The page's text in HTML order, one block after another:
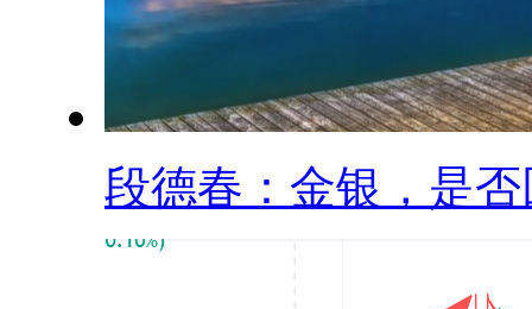
段德春：金银，是否